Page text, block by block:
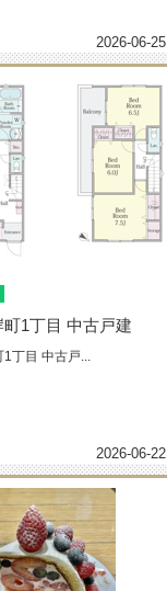
2026-06-25
町1丁目 中古戸建
1丁目 中古戸...
2026-06-22